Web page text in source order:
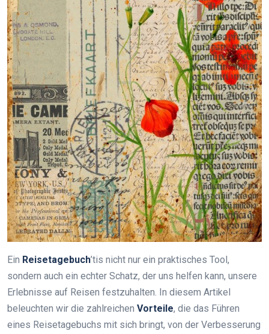
Ein Reisetagebuch’tis nicht nur ein praktisches Tool,
sondern auch ein echter Schatz, der uns helfen kann, unsere
Erlebnisse auf Reisen festzuhalten. In diesem Artikel
beleuchten wir die zahlreichen Vorteile, die das Führen
eines Reisetagebuchs mit sich bringt, von der Verbesserung